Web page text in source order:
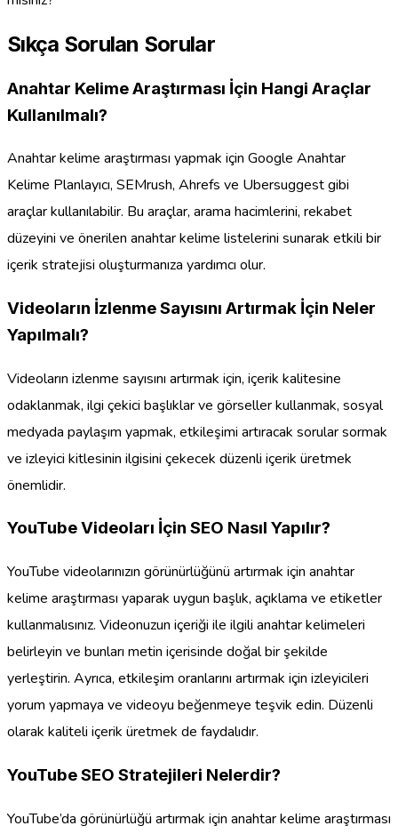
Sıkça Sorulan Sorular
Anahtar Kelime Araştırması İçin Hangi Araçlar
Kullanılmalı?
Anahtar kelime araştırması yapmak için Google Anahtar
Kelime Planlayıcı, SEMrush, Ahrefs ve Ubersuggest gibi
araçlar kullanılabilir. Bu araçlar, arama hacimlerini, rekabet
düzeyini ve önerilen anahtar kelime listelerini sunarak etkili bir
içerik stratejisi oluşturmanıza yardımcı olur.
Videoların İzlenme Sayısını Artırmak İçin Neler
Yapılmalı?
Videoların izlenme sayısını artırmak için, içerik kalitesine
odaklanmak, ilgi çekici başlıklar ve görseller kullanmak, sosyal
medyada paylaşım yapmak, etkileşimi artıracak sorular sormak
ve izleyici kitlesinin ilgisini çekecek düzenli içerik üretmek
önemlidir.
YouTube Videoları İçin SEO Nasıl Yapılır?
YouTube videolarınızın görünürlüğünü artırmak için anahtar
kelime araştırması yaparak uygun başlık, açıklama ve etiketler
kullanmalısınız. Videonuzun içeriği ile ilgili anahtar kelimeleri
belirleyin ve bunları metin içerisinde doğal bir şekilde
yerleştirin. Ayrıca, etkileşim oranlarını artırmak için izleyicileri
yorum yapmaya ve videoyu beğenmeye teşvik edin. Düzenli
olarak kaliteli içerik üretmek de faydalıdır.
YouTube SEO Stratejileri Nelerdir?
YouTube’da görünürlüğü artırmak için anahtar kelime araştırması